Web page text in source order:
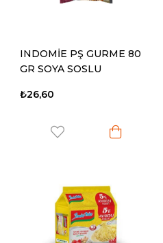
INDOMİE PŞ GURME 80
GR SOYA SOSLU
₺26,60